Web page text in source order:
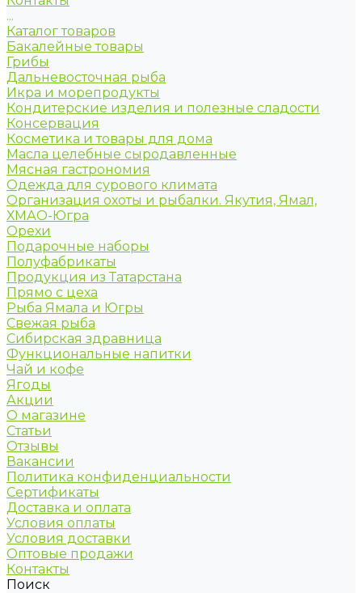
...
Каталог товаров
Бакалейные товары
Грибы
Дальневосточная рыба
Икра и морепродукты
Кондитерские изделия и полезные сладости
Консервация
Косметика и товары для дома
Масла целебные сыродавленные
Мясная гастрономия
Одежда для сурового климата
Организация охоты и рыбалки. Якутия, Ямал,
ХМАО-Югра
Орехи
Подарочные наборы
Полуфабрикаты
Продукция из Татарстана
Прямо с цеха
Рыба Ямала и Югры
Свежая рыба
Сибирская здравница
Функциональные напитки
Чай и кофе
Ягоды
Акции
О магазине
Статьи
Отзывы
Вакансии
Политика конфиденциальности
Сертификаты
Доставка и оплата
Условия оплаты
Условия доставки
Оптовые продажи
Контакты
Поиск